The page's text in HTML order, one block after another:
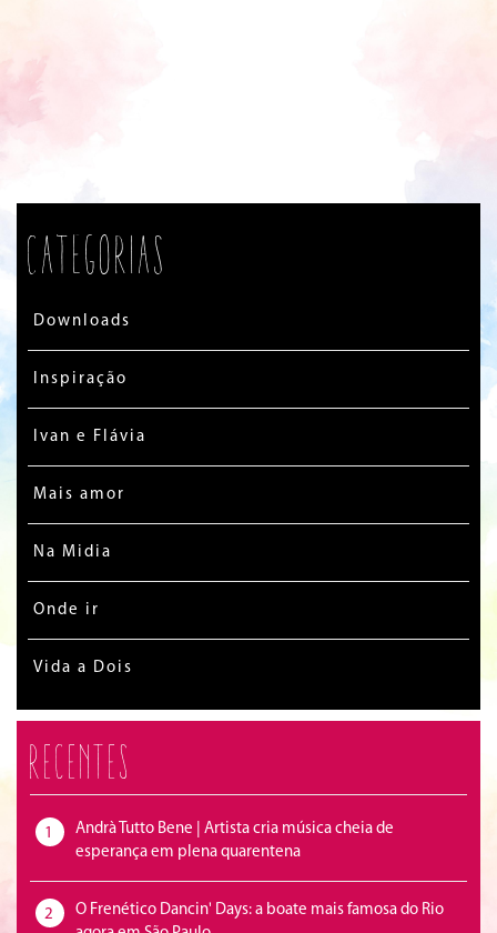
Categorias
Downloads
Inspiração
Ivan e Flávia
Mais amor
Na Midia
Onde ir
Vida a Dois
Recentes
1
Andrà Tutto Bene | Artista cria música cheia de
esperança em plena quarentena
2
O Frenético Dancin' Days: a boate mais famosa do Rio